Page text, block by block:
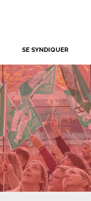
SE SYNDIQUER